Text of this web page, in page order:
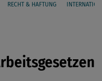
RECHT & HAFTUNG
teilenteilen
Mail teilen